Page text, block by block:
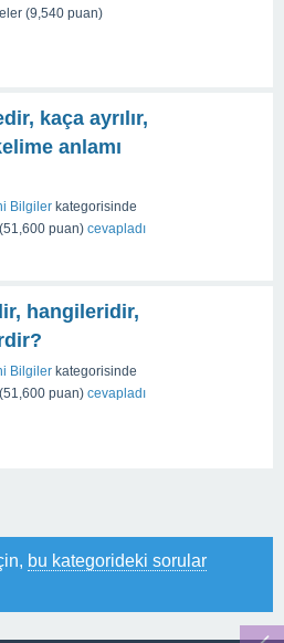
(9,540 puan)
kaça ayrılır,
anlamı
Bilgiler kategorisinde
(51,600 puan) cevapladı
hangileridir,
Bilgiler kategorisinde
(51,600 puan) cevapladı
bu kategorideki sorular